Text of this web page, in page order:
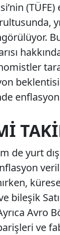
(TÜFE)
yurt dışı
bileşik
Avro
ve